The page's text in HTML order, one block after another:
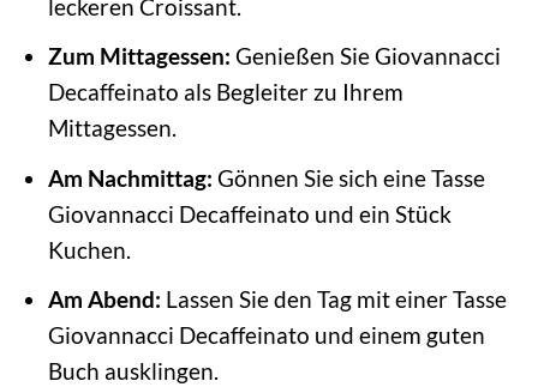
leckeren Croissant.
Zum Mittagessen: Genießen Sie Giovannacci
Decaffeinato als Begleiter zu Ihrem
Mittagessen.
Am Nachmittag: Gönnen Sie sich eine Tasse
Giovannacci Decaffeinato und ein Stück
Kuchen.
Am Abend: Lassen Sie den Tag mit einer Tasse
Giovannacci Decaffeinato und einem guten
Buch ausklingen.